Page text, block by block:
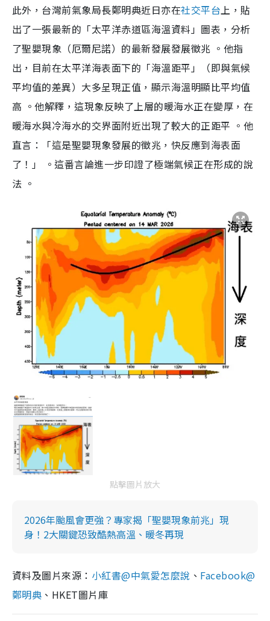
此外，台灣前氣象局長鄭明典近日亦在社交平台 上，貼
出了一張最新的「太平洋赤道區海溫資料」圖表，分析
了聖嬰現象（厄爾尼諾）的最新發展發展徵兆 。他指
出，目前在太平洋海表面下的「海溫距平」（即與氣候
平均值的差異）大多呈現正值，顯示海溫明顯比平均值
高 。他解釋，這現象反映了上層的暖海水正在變厚，在
暖海水與冷海水的交界面附近出現了較大的正距平 。他
直言：「這是聖嬰現象發展的徵兆，快反應到海表面
了！」 。這番言論進一步印證了極端氣候正在形成的說
法 。
點擊圖片放大
2026年颱風會更強？專家揭「聖嬰現象前兆」現
身！2大關鍵恐致酷熱高溫、暖冬再現
資料及圖片來源： 小紅書@中氣愛怎麼說 、 Facebook@
鄭明典 、HKET圖片庫